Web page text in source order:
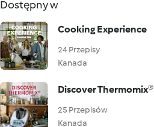
Dostępny w
Cooking Experience
24 Przepisy
Kanada
Discover Thermomix®
25 Przepisów
Kanada